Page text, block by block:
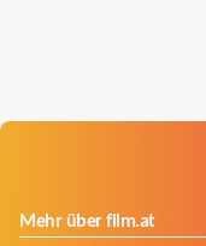
Mehr über film.at